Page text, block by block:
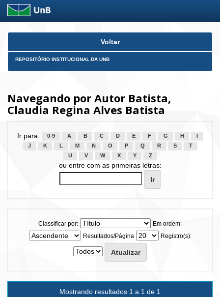
Skip
Voltar
REPOSITÓRIO INSTITUCIONAL DA UNB
Navegando por Autor Batista,
Claudia Regina Alves Batista
Ir para: 0-9 A B C D E F G H
J
K L M N O P Q R S
T
U
V W X Y Z
ou entre com as primeiras letras:
Classificar por:
Em ordem:
Resultados/Página
Registro(s):
Mostrando resultados 1 a 1 de 1